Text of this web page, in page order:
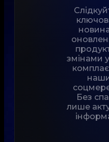
змінами
Без
лише